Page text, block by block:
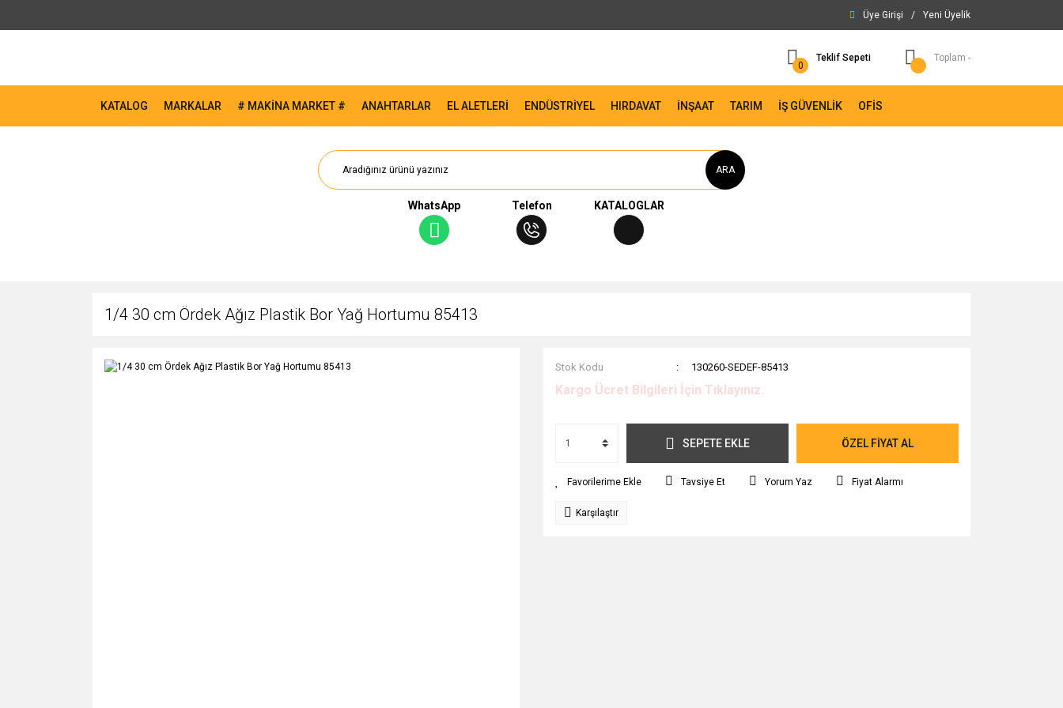
Üye Girişi / Yeni Üyelik
0
Teklif Sepeti Toplam -
KATALOG MARKALAR # MAKİNA MARKET # ANAHTARLAR EL ALETLERİ ENDÜSTRİYEL HIRDAVAT İNŞAAT TARIM İŞ GÜVENLİK OFİS
ARA
WhatsApp Telefon KATALOGLAR
1/4 30 cm Ördek Ağız Plastik Bor Yağ Hortumu 85413
Stok Kodu 130260-SEDEF-85413
Kargo Ücret Bilgileri İçin Tıklayınız.
SEPETE EKLE ÖZEL FİYAT AL
Tavsiye Et Yorum Yaz Fiyat Alarmı
Karşılaştır